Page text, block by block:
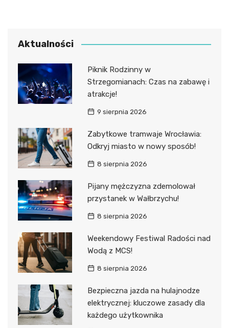
Aktualności
Piknik Rodzinny w
Strzegomianach: Czas na zabawę i
atrakcje!
9 sierpnia 2026
Zabytkowe tramwaje Wrocławia:
Odkryj miasto w nowy sposób!
8 sierpnia 2026
Pijany mężczyzna zdemolował
przystanek w Wałbrzychu!
8 sierpnia 2026
Weekendowy Festiwal Radości nad
Wodą z MCS!
8 sierpnia 2026
Bezpieczna jazda na hulajnodze
elektrycznej: kluczowe zasady dla
każdego użytkownika